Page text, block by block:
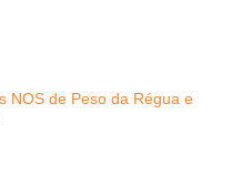
NOS de Peso da Régua e